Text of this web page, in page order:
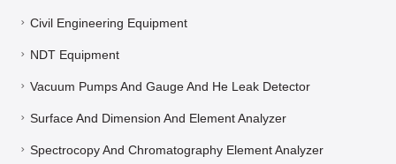
Civil Engineering Equipment
NDT Equipment
Vacuum Pumps And Gauge And He Leak Detector
Surface And Dimension And Element Analyzer
Spectrocopy And Chromatography Element Analyzer